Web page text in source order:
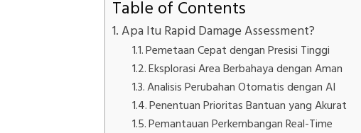
Table of Contents
Apa Itu Rapid Damage Assessment?
Pemetaan Cepat dengan Presisi Tinggi
Eksplorasi Area Berbahaya dengan Aman
Analisis Perubahan Otomatis dengan AI
Penentuan Prioritas Bantuan yang Akurat
Pemantauan Perkembangan Real-Time